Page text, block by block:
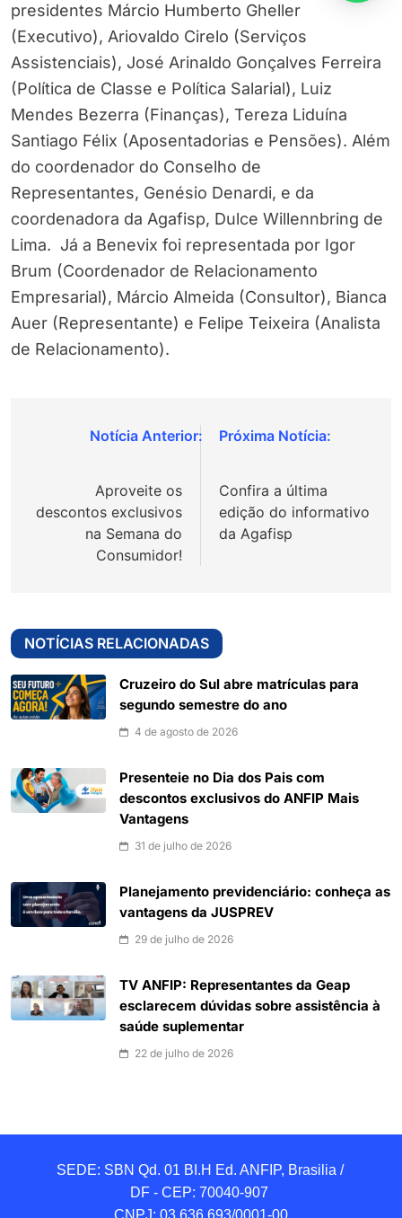
presidentes Márcio Humberto Gheller
(Executivo), Ariovaldo Cirelo (Serviços
Assistenciais), José Arinaldo Gonçalves Ferreira
(Política de Classe e Política Salarial), Luiz
Mendes Bezerra (Finanças), Tereza Liduína
Santiago Félix (Aposentadorias e Pensões). Além
do coordenador do Conselho de
Representantes, Genésio Denardi, e da
coordenadora da Agafisp, Dulce Willennbring de
Lima. Já a Benevix foi representada por Igor
Brum (Coordenador de Relacionamento
Empresarial), Márcio Almeida (Consultor), Bianca
Auer (Representante) e Felipe Teixeira (Analista
de Relacionamento).
Navegação
Post
Aproveite os
descontos exclusivos
na Semana do
Consumidor!
Confira a última
edição do informativo
da Agafisp
NOTÍCIAS RELACIONADAS
Cruzeiro do Sul abre matrículas para
segundo semestre do ano
4 de agosto de 2026
Presenteie no Dia dos Pais com
descontos exclusivos do ANFIP Mais
Vantagens
31 de julho de 2026
Planejamento previdenciário: conheça as
vantagens da JUSPREV
29 de julho de 2026
TV ANFIP: Representantes da Geap
esclarecem dúvidas sobre assistência à
saúde suplementar
22 de julho de 2026
SEDE: SBN Qd. 01 BI.H Ed. ANFIP, Brasilia /
DF - CEP: 70040-907